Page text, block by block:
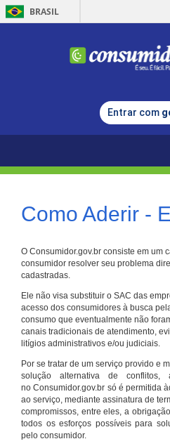
BRASIL
Entrar com
Como Aderir -
O Consumidor.gov.br consiste em um
consumidor resolver seu problema
cadastradas.
Ele não visa substituir o SAC das
acesso dos consumidores à busca
consumo que eventualmente não
canais tradicionais de atendimento,
litígios administrativos e/ou judiciais.
Por se tratar de um serviço provido e
solução alternativa de conflitos,
no Consumidor.gov.br só é permitida
ao serviço, mediante assinatura de
compromissos, entre eles, a
todos os esforços possíveis para
pelo consumidor.